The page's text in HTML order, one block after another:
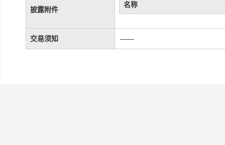
披露附件
名称
交易须知 ——